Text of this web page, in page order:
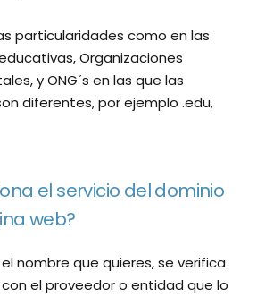
particularidades como en las
Organizaciones
y ONG´s en las que las
diferentes, por ejemplo .edu,
el servicio del dominio
web?
nombre que quieres, se verifica
el proveedor o entidad que lo